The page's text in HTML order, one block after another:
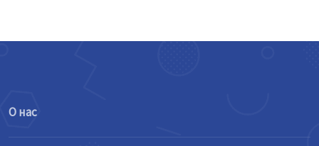
О нас